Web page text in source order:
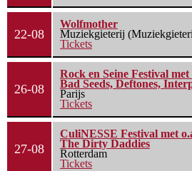
22-08
Wolfmother
Muziekgieterij
Tickets
26-08
Rock en Seine Festival
Bad Seeds, Deftones,
Parijs
Tickets
27-08
CuliNESSE Festival met
The Dirty Daddies
Rotterdam
Tickets